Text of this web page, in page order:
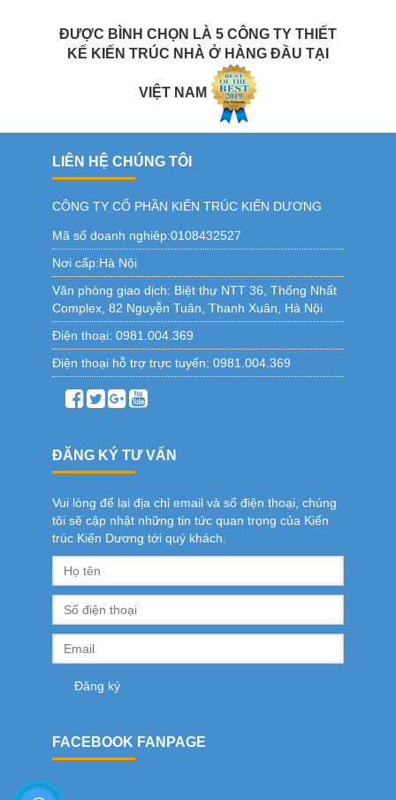
ĐƯỢC BÌNH CHỌN LÀ 5 CÔNG TY THIẾT
KẾ KIẾN TRÚC NHÀ Ở HÀNG ĐẦU TẠI
VIỆT NAM
LIÊN HỆ CHÚNG TÔI
CÔNG TY CỔ PHẦN KIẾN TRÚC KIẾN DƯƠNG
Mã số doanh nghiêp:0108432527
Nơi cấp:Hà Nội
Văn phòng giao dịch: Biệt thự NTT 36, Thống Nhất
Complex, 82 Nguyễn Tuân, Thanh Xuân, Hà Nội
Điện thoại: 0981.004.369
Điện thoại hỗ trợ trực tuyến: 0981.004.369
ĐĂNG KÝ TƯ VẤN
Vui lòng để lại địa chỉ email và số điện thoại, chúng
tôi sẽ cập nhật những tin tức quan trọng của Kiến
trúc Kiến Dương tới quý khách.
FACEBOOK FANPAGE